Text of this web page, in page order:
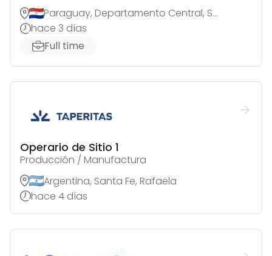
Paraguay, Departamento Central, San Antonio
hace 3 días
Full time
Operario de Sitio 1
Producción / Manufactura
Argentina, Santa Fe, Rafaela
hace 4 días